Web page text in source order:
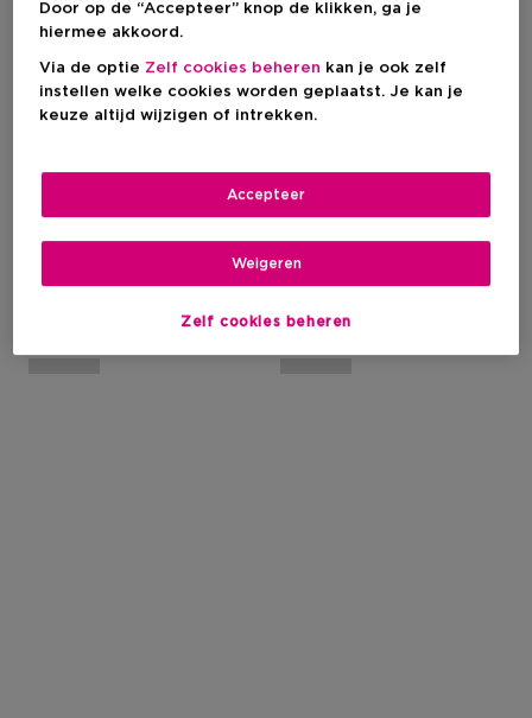
Shampoo Voor Grijs, Wit Of
Lichtblond Haar
Silver
Conditioner Voor Grijs, Wit
Of Lichtblond Haar
Door op de “Accepteer” knop de klikken, ga je
hiermee akkoord.
Via de optie Zelf cookies beheren kan je ook zelf
instellen welke cookies worden geplaatst. Je kan je
keuze altijd wijzigen of intrekken.
Zelf cookies beheren
Weigeren
Accepteer